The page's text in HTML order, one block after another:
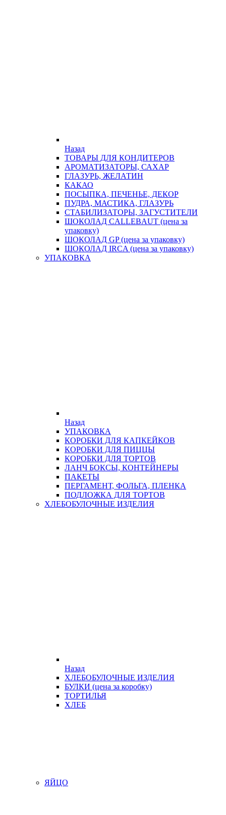
Назад
ТОВАРЫ ДЛЯ КОНДИТЕРОВ
АРОМАТИЗАТОРЫ, САХАР
ГЛАЗУРЬ, ЖЕЛАТИН
КАКАО
ПОСЫПКА, ПЕЧЕНЬЕ, ДЕКОР
ПУДРА, МАСТИКА, ГЛАЗУРЬ
СТАБИЛИЗАТОРЫ, ЗАГУСТИТЕЛИ
ШОКОЛАД CALLEBAUT (цена за
упаковку)
ШОКОЛАД GP (цена за упаковку)
ШОКОЛАД IRCA (цена за упаковку)
УПАКОВКА
Назад
УПАКОВКА
КОРОБКИ ДЛЯ КАПКЕЙКОВ
КОРОБКИ ДЛЯ ПИЦЦЫ
КОРОБКИ ДЛЯ ТОРТОВ
ЛАНЧ БОКСЫ, КОНТЕЙНЕРЫ
ПАКЕТЫ
ПЕРГАМЕНТ, ФОЛЬГА, ПЛЕНКА
ПОДЛОЖКА ДЛЯ ТОРТОВ
ХЛЕБОБУЛОЧНЫЕ ИЗДЕЛИЯ
Назад
ХЛЕБОБУЛОЧНЫЕ ИЗДЕЛИЯ
БУЛКИ (цена за коробку)
ТОРТИЛЬЯ
ХЛЕБ
ЯЙЦО